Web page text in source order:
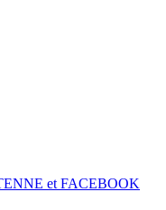
et FACEBOOK